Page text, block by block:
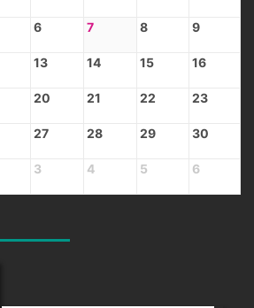
6 7 8 9
13 14 15 16
20 21 22 23
27 28 29 30
3 4 5 6